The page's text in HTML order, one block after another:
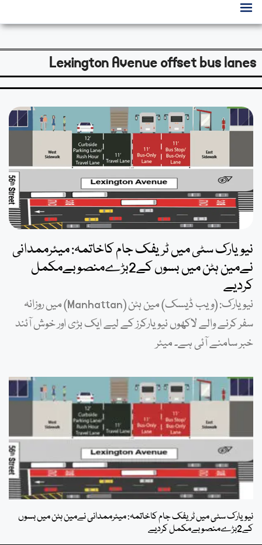
Lexington Avenue offset bus lanes
نیویارک سٹی میں ٹریفک جام کاخاتمہ: میئرممدانی
نےمین ہٹن میں بسوں کے2بڑےمنصوبےمکمل
کردیے
نیویارک: (ویب ڈیسک) مین ہٹن (Manhattan) میں روزانہ
سفر کرنے والے لاکھوں نیویارکرز کے لیے ایک بڑی اور خوش آئند
خبر سامنے آئی ہے۔ میئر
نیویارک سٹی میں ٹریفک جام کاخاتمہ: میئرممدانی نےمین ہٹن میں بسوں
کے2بڑےمنصوبےمکمل کردیے